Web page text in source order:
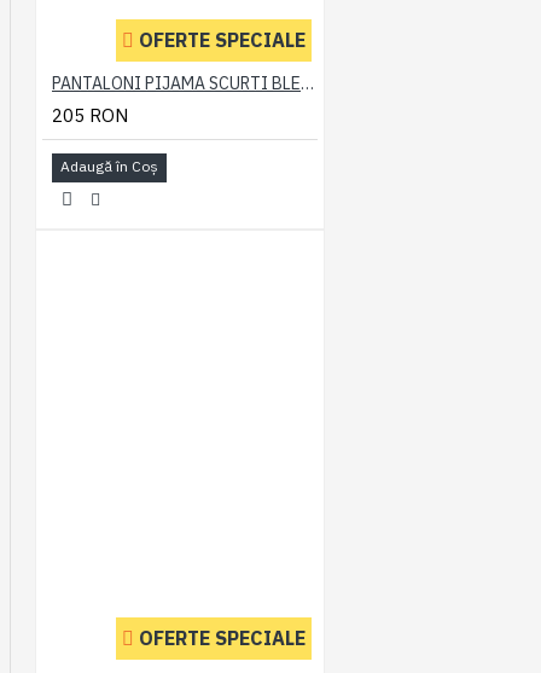
OFERTE SPECIALE
PANTALONI PIJAMA SCURTI BLEUMARIN – PACHET 2 BUCATI - 2XL 3XL 4XL 5XL 6XL
205 RON
Adaugă în Coş
OFERTE SPECIALE